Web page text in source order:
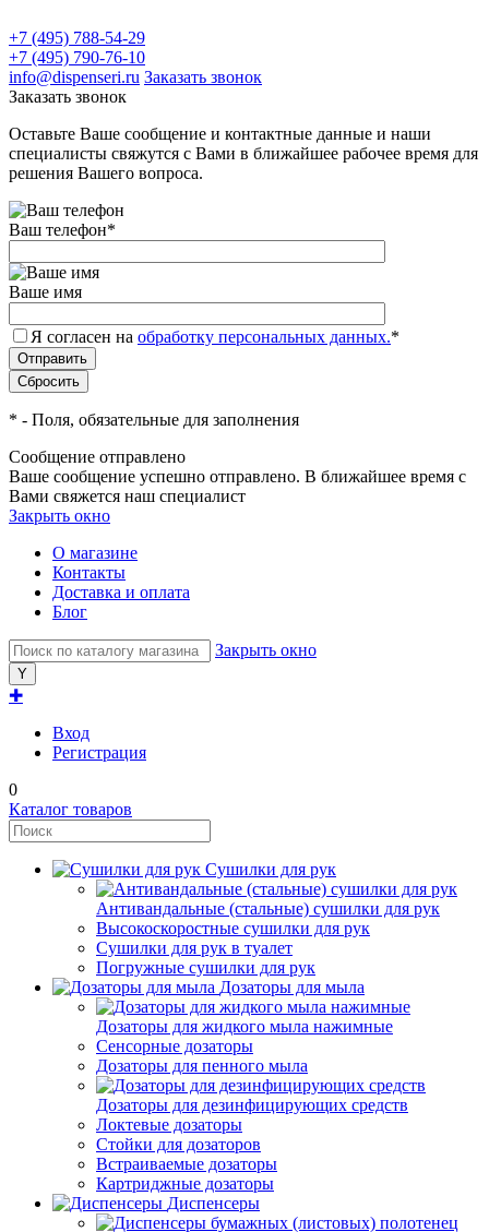
+7 (495) 788-54-29
+7 (495) 790-76-10
info@dispenseri.ru Заказать звонок
Заказать звонок
Оставьте Ваше сообщение и контактные данные и наши
специалисты свяжутся с Вами в ближайшее рабочее время для
решения Вашего вопроса.
Ваш телефон*
Ваше имя
Я согласен на обработку персональных данных.*
* - Поля, обязательные для заполнения
Сообщение отправлено
Ваше сообщение успешно отправлено. В ближайшее время с
Вами свяжется наш специалист
Закрыть окно
О магазине
Контакты
Доставка и оплата
Блог
Закрыть окно
✚
Вход
Регистрация
0
Каталог товаров
Сушилки для рук
Антивандальные (стальные) сушилки для рук
Высокоскоростные сушилки для рук
Сушилки для рук в туалет
Погружные сушилки для рук
Дозаторы для мыла
Дозаторы для жидкого мыла нажимные
Сенсорные дозаторы
Дозаторы для пенного мыла
Дозаторы для дезинфицирующих средств
Локтевые дозаторы
Стойки для дозаторов
Встраиваемые дозаторы
Картриджные дозаторы
Диспенсеры